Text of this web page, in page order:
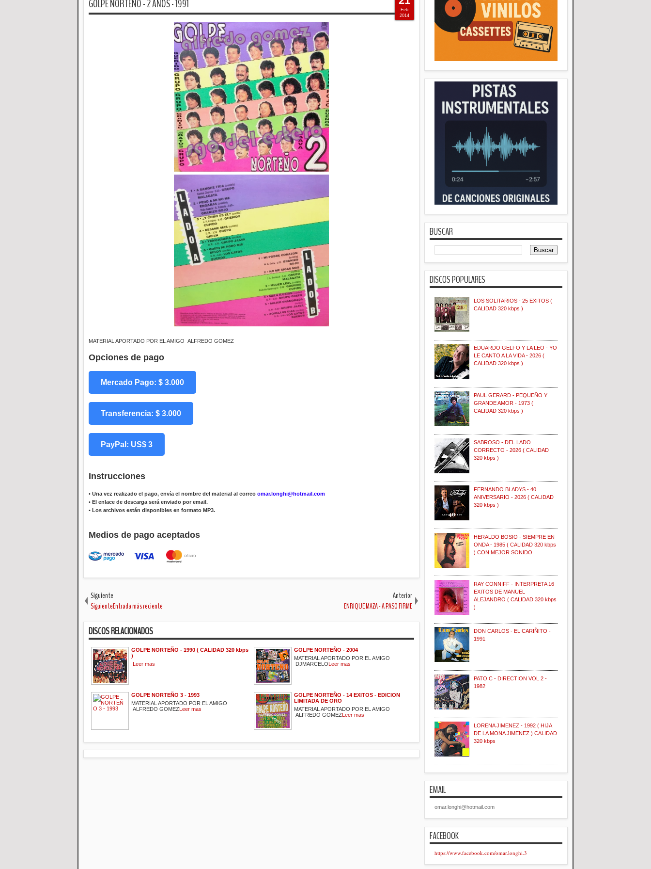
GOLPE NORTEÑO - 2 AÑOS - 1991
MATERIAL APORTADO POR EL AMIGO ALFREDO GOMEZ
Opciones de pago
Mercado Pago: $ 3.000
Transferencia: $ 3.000
PayPal: US$ 3
Instrucciones
• Una vez realizado el pago, envía el nombre del material al correo omar.longhi@hotmail.com
• El enlace de descarga será enviado por email.
• Los archivos están disponibles en formato MP3.
Medios de pago aceptados
Feb
2014
Siguiente
SiguienteEntrada más reciente
Anterior
ENRIQUE MAZA - A PASO FIRME
DISCOS RELACIONADOS
GOLPE NORTEÑO - 1990 ( CALIDAD 320 kbps
)
Leer mas
GOLPE NORTEÑO - 2004
MATERIAL APORTADO POR EL AMIGO
DJMARCELOLeer mas
GOLPE NORTEÑO 3 - 1993
MATERIAL APORTADO POR EL AMIGO
ALFREDO GOMEZLeer mas
GOLPE NORTEÑO - 14 EXITOS - EDICION
LIMITADA DE ORO
MATERIAL APORTADO POR EL AMIGO
ALFREDO GOMEZLeer mas
BUSCAR
DISCOS POPULARES
LOS SOLITARIOS - 25 EXITOS (
CALIDAD 320 kbps )
EDUARDO GELFO Y LA LEO - YO
LE CANTO A LA VIDA - 2026 (
CALIDAD 320 kbps )
PAUL GERARD - PEQUEÑO Y
GRANDE AMOR - 1973 (
CALIDAD 320 kbps )
SABROSO - DEL LADO
CORRECTO - 2026 ( CALIDAD
320 kbps )
FERNANDO BLADYS - 40
ANIVERSARIO - 2026 ( CALIDAD
320 kbps )
HERALDO BOSIO - SIEMPRE EN
ONDA - 1985 ( CALIDAD 320 kbps
) CON MEJOR SONIDO
RAY CONNIFF - INTERPRETA 16
EXITOS DE MANUEL
ALEJANDRO ( CALIDAD 320 kbps
)
DON CARLOS - EL CARIÑITO -
1991
PATO C - DIRECTION VOL 2 -
1982
LORENA JIMENEZ - 1992 ( HIJA
DE LA MONA JIMENEZ ) CALIDAD
320 kbps
EMAIL
omar.longhi@hotmail.com
FACEBOOK
https://www.facebook.com/omar.longhi.3